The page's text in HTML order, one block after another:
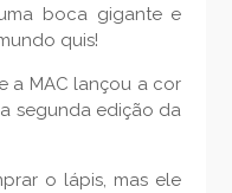
boca gigante e
quis!
a MAC lançou a cor
segunda edição da
o lápis, mas ele